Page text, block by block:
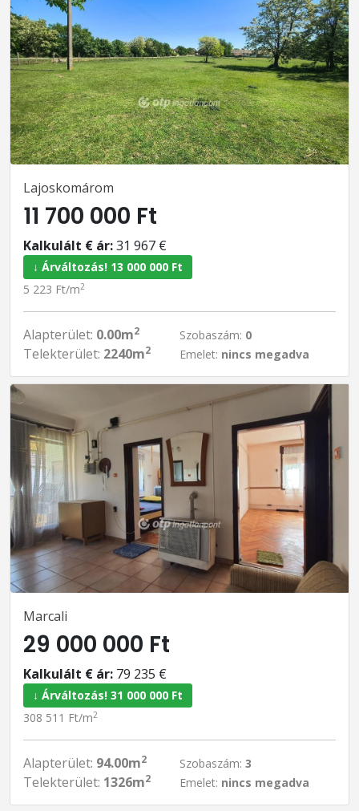
Lajoskomárom
11 700 000 Ft
Kalkulált € ár:31 967 €
↓ Árváltozás! 13 000 000 Ft
5 223 Ft/m2
Alapterület: 0.00m2
Telekterület: 2240m2
Szobaszám: 0
Emelet: nincs megadva
Marcali
29 000 000 Ft
Kalkulált € ár: 79 235 €
↓ Árváltozás! 31 000 000 Ft
308 511 Ft/m2
Alapterület: 94.00m2
Telekterület: 1326m2
Szobaszám: 3
Emelet: nincs megadva